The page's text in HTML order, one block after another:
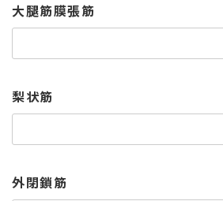
大腿筋膜張筋
梨状筋
外閉鎖筋